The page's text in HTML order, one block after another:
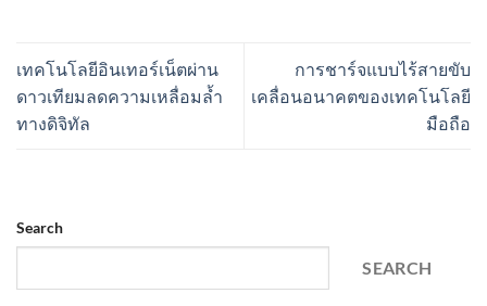
เทคโนโลยีอินเทอร์เน็ตผ่าน
ดาวเทียมลดความเหลื่อมล้ำ
ทางดิจิทัล
การชาร์จแบบไร้สายขับ
เคลื่อนอนาคตของเทคโนโลยี
มือถือ
Search
SEARCH